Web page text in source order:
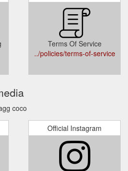
Terms Of Service
../policies/terms-of-service
coco
Official Instagram